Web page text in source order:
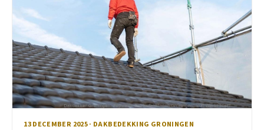
13 DECEMBER 2025 · DAKBEDEKKING GRONINGEN